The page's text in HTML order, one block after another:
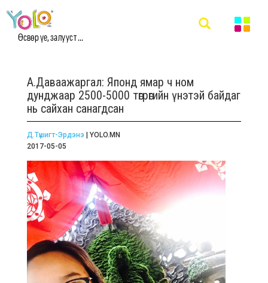
Өсвөр үе, залууст ...
А.Даваажаргал: Японд ямар ч ном
дунджаар 2500-5000 төгрөгийн үнэтэй байдаг
нь сайхан санагдсан
Д.Түшигт-Эрдэнэ | YOLO.MN
2017-05-05